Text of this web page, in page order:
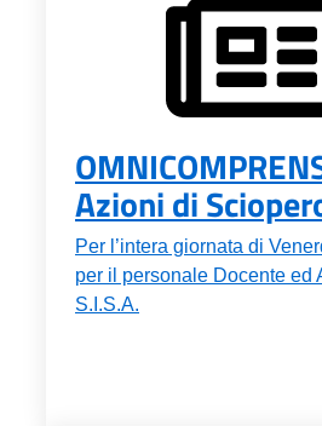
Azioni di
Per l’intera giornata di
per il personale Docente ed
S.I.S.A.